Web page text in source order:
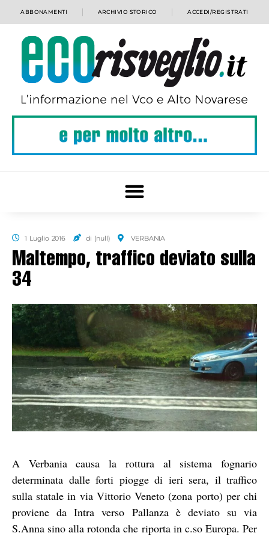
ABBONAMENTI ARCHIVIO STORICO ACCEDI/REGISTRATI
1 Luglio 2016 di (null) VERBANIA
Maltempo, traffico deviato sulla
34
A Verbania causa la rottura al sistema fognario
determinata dalle forti piogge di ieri sera, il traffico
sulla statale in via Vittorio Veneto (zona porto) per chi
proviene da Intra verso Pallanza è deviato su via
S.Anna sino alla rotonda che riporta in c.so Europa. Per